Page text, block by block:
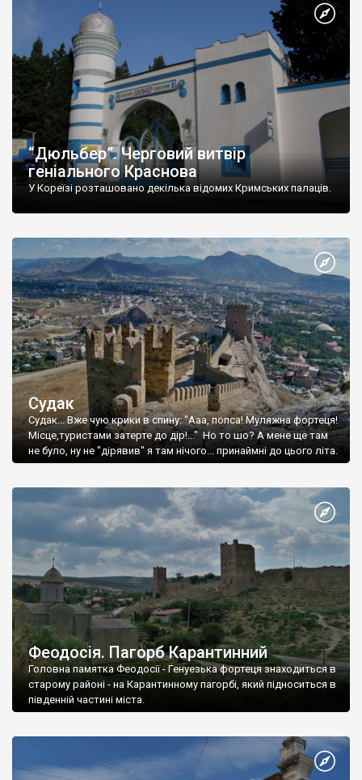
“Дюльбер”. Черговий витвір
геніального Краснова
У Кореїзі розташовано декілька відомих Кримських палаців.
Судак
Судак... Вже чую крики в спину: "Ааа, попса! Муляжна фортеця!
Місце,туристами затерте до дір!..." Но то шо? А мене ще там
не було, ну не "дірявив" я там нічого... принаймні до цього літа.
Феодосія. Пагорб Карантинний
Головна памятка Феодосії - Генуезька фортеця знаходиться в
старому районі - на Карантинному пагорбі, який підноситься в
південній частині міста.